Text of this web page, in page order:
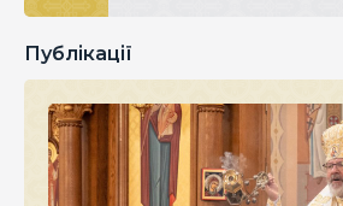
Публікації